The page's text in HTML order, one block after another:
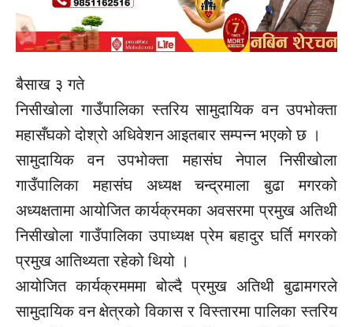
बैसाख ३ गते
निसीखोला गाउँपालिका स्तरिय सामुदायिक वन उपभोक्ता
महासँघको दोश्रो अधिवेशन आइतबार सम्पन्न भएको छ ।
सामुदायिक वन उपभोक्ता महासंघ नेपाल निसीखोला
गाउँपालिका महासंघ अध्यक्ष चन्द्रमाला बुढा मगरको
अध्यक्षतामा आयोजित कार्यक्रमका अवसरमा प्रमुख अतिथी
निसीखोला गाउँपालिका उपाध्यक्ष प्रेम बहादुर घर्ति मगरको
प्रमुख आतिथ्यता रहेको थियो ।
आयोजित कार्यक्रमममा बोल्दै प्रमुख अतिथी बुढामगरले
सामुदायिक वन क्षेत्रको विकास र विस्तारमा पालिका स्तरिय